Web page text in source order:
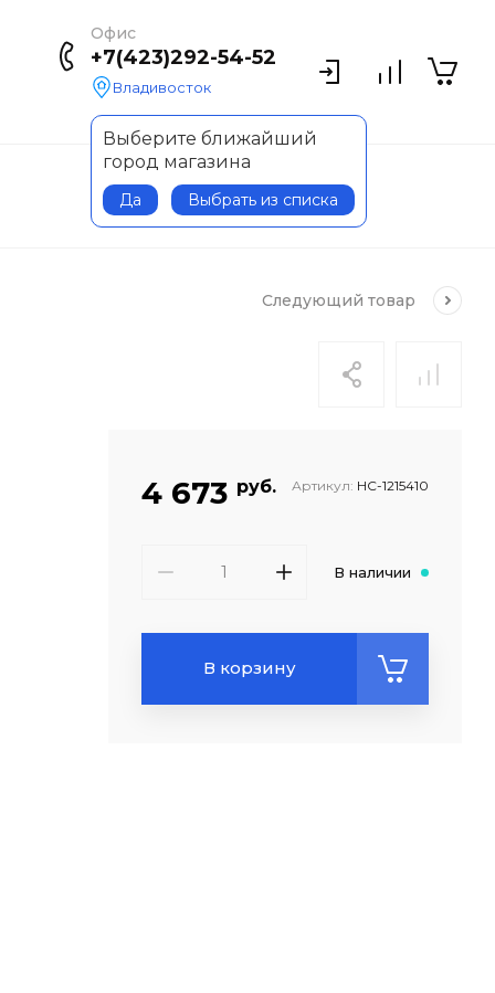
Офис
+7(423)292-54-52
Владивосток
Выберите ближайший
город магазина
Да Выбрать из списка
Следующий товар
4 673 руб. Артикул: НС-1215410
В наличии
В корзину